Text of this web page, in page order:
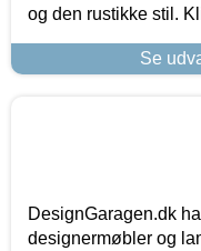
og den rustikke stil.
Se
DesignGaragen.dk
designermøbler og